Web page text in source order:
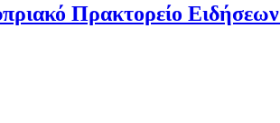
Πρακτορείο Ειδήσεων